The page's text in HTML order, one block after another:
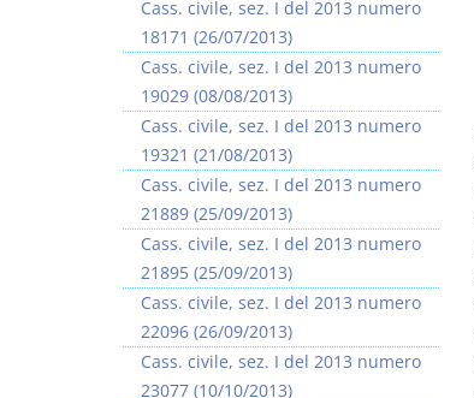
Cass. civile, sez. I del 2013 numero
18171 (26/07/2013)
Cass. civile, sez. I del 2013 numero
19029 (08/08/2013)
Cass. civile, sez. I del 2013 numero
19321 (21/08/2013)
Cass. civile, sez. I del 2013 numero
21889 (25/09/2013)
Cass. civile, sez. I del 2013 numero
21895 (25/09/2013)
Cass. civile, sez. I del 2013 numero
22096 (26/09/2013)
Cass. civile, sez. I del 2013 numero
23077 (10/10/2013)